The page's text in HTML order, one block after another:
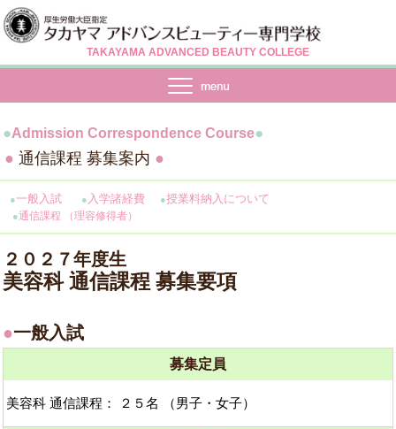
TAKAYAMA ADVANCED BEAUTY COLLEGE
●Admission Correspondence Course●
● 通信課程 募集案内 ●
●一般入試 ● 入学諸経費 ●授業料納入について
●通信課程 （理容修得者）
２０２７年度生
美容科 通信課程 募集要項
●一般入試
募集定員
美容科 通信課程： ２５名 （男子・女子）